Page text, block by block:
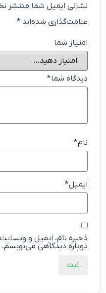
نشانی ایمیل شما منتشر
علامت‌گذاری شده‌اند *
امتیاز شما
دیدگاه شما*
نام*
ایمیل*
ذخیره نام، ایمیل و
دوباره دیدگاهی می‌نویسم.